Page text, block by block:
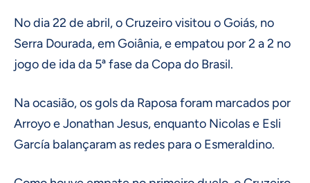
No dia 22 de abril, o Cruzeiro visitou o Goiás, no
Serra Dourada, em Goiânia, e empatou por 2 a 2 no
jogo de ida da 5ª fase da Copa do Brasil.
Na ocasião, os gols da Raposa foram marcados por
Arroyo e Jonathan Jesus, enquanto Nicolas e Esli
García balançaram as redes para o Esmeraldino.